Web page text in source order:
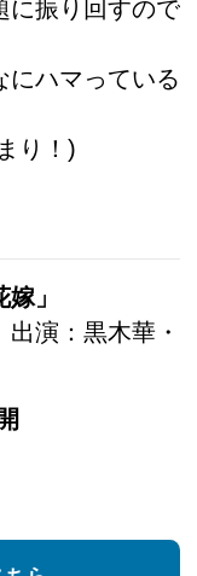
に振り回すので
にハマっている
り！)
」
演：黒木華・